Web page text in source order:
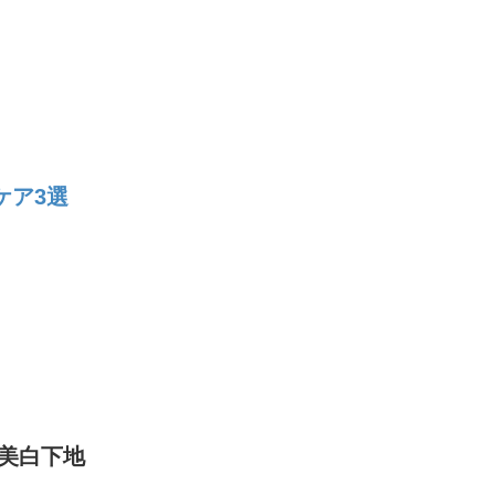
ア3選
白下地